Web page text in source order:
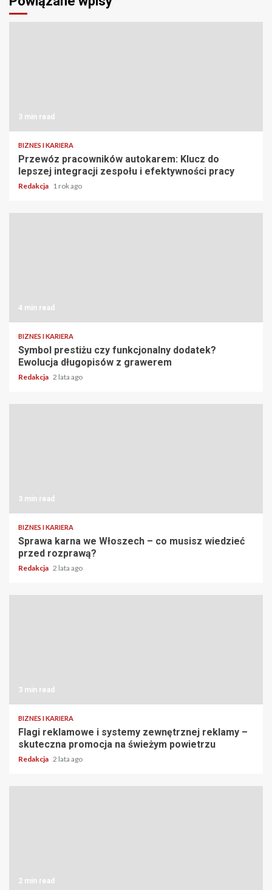
3 min read
BIZNES I KARIERA
Przewóz pracowników autokarem: Klucz do
lepszej integracji zespołu i efektywności pracy
Redakcja 1 rok ago
4 min read
BIZNES I KARIERA
Symbol prestiżu czy funkcjonalny dodatek?
Ewolucja długopisów z grawerem
Redakcja 2 lata ago
3 min read
BIZNES I KARIERA
Sprawa karna we Włoszech – co musisz wiedzieć
przed rozprawą?
Redakcja 2 lata ago
3 min read
BIZNES I KARIERA
Flagi reklamowe i systemy zewnętrznej reklamy –
skuteczna promocja na świeżym powietrzu
Redakcja 2 lata ago
2 min read